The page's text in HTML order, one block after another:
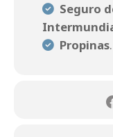
Seguro
Propinas.